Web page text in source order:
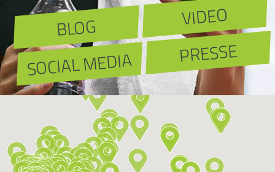
BLOG VIDEO
SOCIAL MEDIA PRESSE